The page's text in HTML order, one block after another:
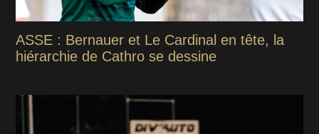
ASSE : Bernauer et Le Cardinal en tête, la
hiérarchie de Cathro se dessine